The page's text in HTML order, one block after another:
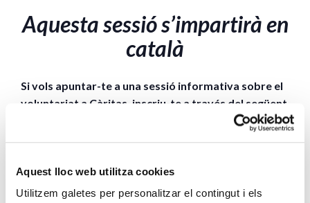
Aquest lloc web utilitza cookies
Utilitzem galetes per personalitzar el contingut i els
Aquesta sessió s’impartirà en
català
Si vols apuntar-te a una sessió informativa sobre el
voluntariat a Càritas, inscriu-te a través del següent
formulari, indicant la sessió a la qual vols assistir:
Barcelona